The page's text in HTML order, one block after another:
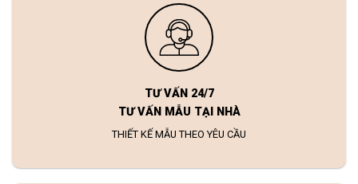
TƯ VẤN 24/7
TƯ VẤN MẪU TẠI NHÀ
THIẾT KẾ MẪU THEO YÊU CẦU